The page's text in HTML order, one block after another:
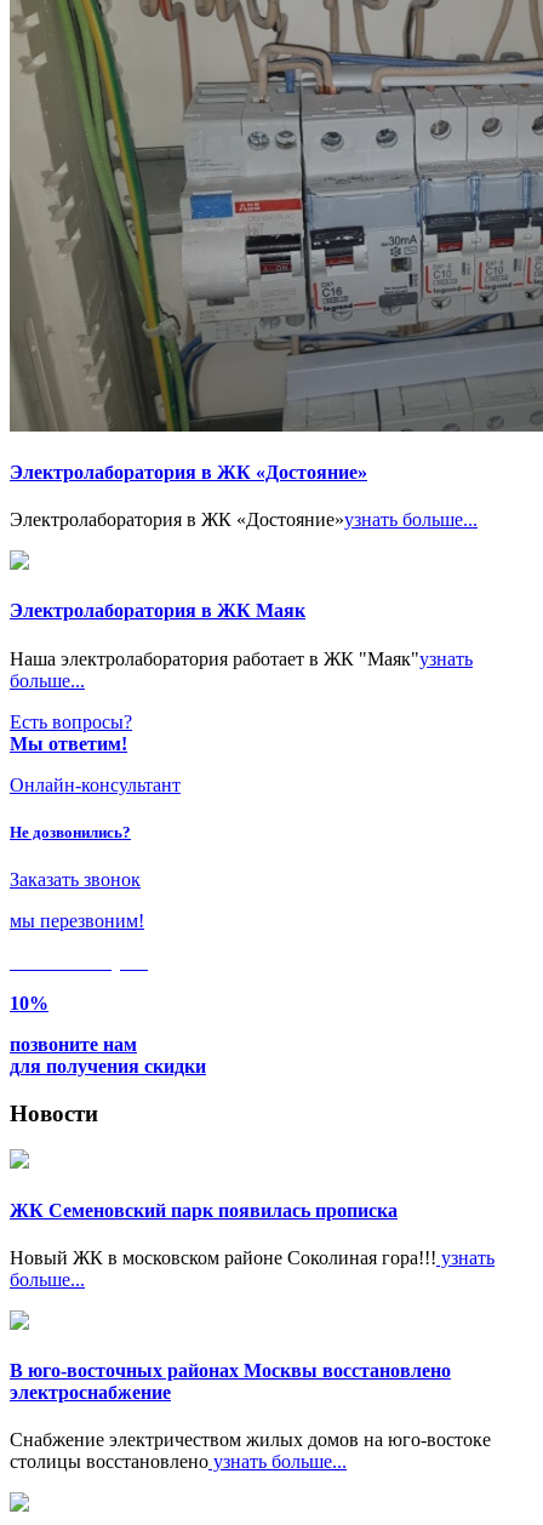
Электролаборатория в ЖК «Достояние»
Электролаборатория в ЖК «Достояние»узнать больше...
Электролаборатория в ЖК Маяк
Наша электролаборатория работает в ЖК "Маяк"узнать
больше...
Есть вопросы?
Мы ответим!
Онлайн-консультант
Не дозвонились?
Заказать звонок
мы перезвоним!
10%
позвоните нам
для получения скидки
Новости
ЖК Семеновский парк появилась прописка
Новый ЖК в московском районе Соколиная гора!!! узнать
больше...
В юго-восточных районах Москвы восстановлено
электроснабжение
Снабжение электричеством жилых домов на юго-востоке
столицы восстановлено узнать больше...